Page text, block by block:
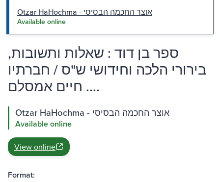
Otzar HaHochma - אוצר החכמה הבסיסי
Available online
ספר בן דוד : שאלות ותשובות,
בירורי הלכה וחידושי ש"ס / חברתיו
... חיים אמסלם.
Otzar HaHochma - אוצר החכמה הבסיסי
Available online
View online
Format: